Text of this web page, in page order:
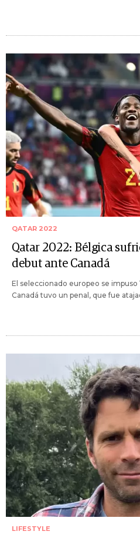
QATAR 2022
Qatar 2022: Bélgica
debut ante Canadá
El seleccionado europeo se
Canadá tuvo un penal, que fue
LIFESTYLE